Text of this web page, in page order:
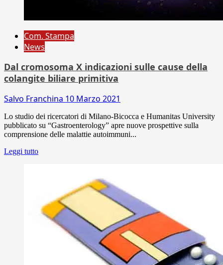
Com. Stampa
News
Dal cromosoma X indicazioni sulle cause della
colangite biliare primitiva
Salvo Franchina 10 Marzo 2021
Lo studio dei ricercatori di Milano-Bicocca e Humanitas University
pubblicato su “Gastroenterology” apre nuove prospettive sulla
comprensione delle malattie autoimmuni...
Leggi tutto